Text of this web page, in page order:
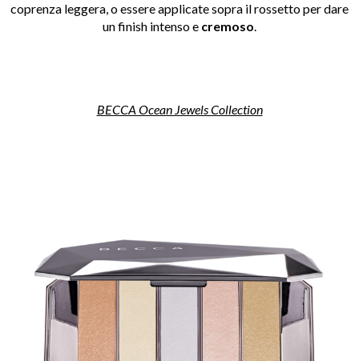
coprenza leggera, o essere applicate sopra il rossetto per dare
un finish intenso e cremoso.
BECCA Ocean Jewels Collection